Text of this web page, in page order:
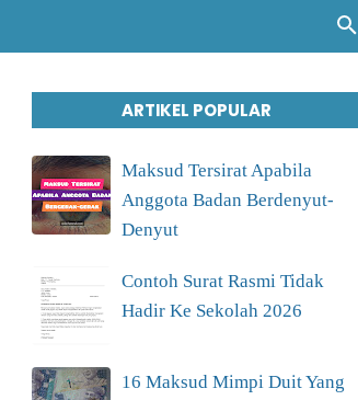
ARTIKEL POPULAR
Maksud Tersirat Apabila
Anggota Badan Berdenyut-
Denyut
Contoh Surat Rasmi Tidak
Hadir Ke Sekolah 2026
16 Maksud Mimpi Duit Yang